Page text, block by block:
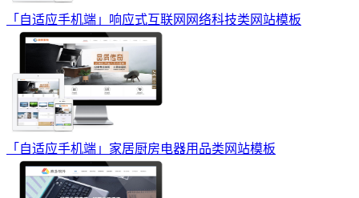
「自适应手机端」响应式互联网网络科技类网站模板
「自适应手机端」家居厨房电器用品类网站模板